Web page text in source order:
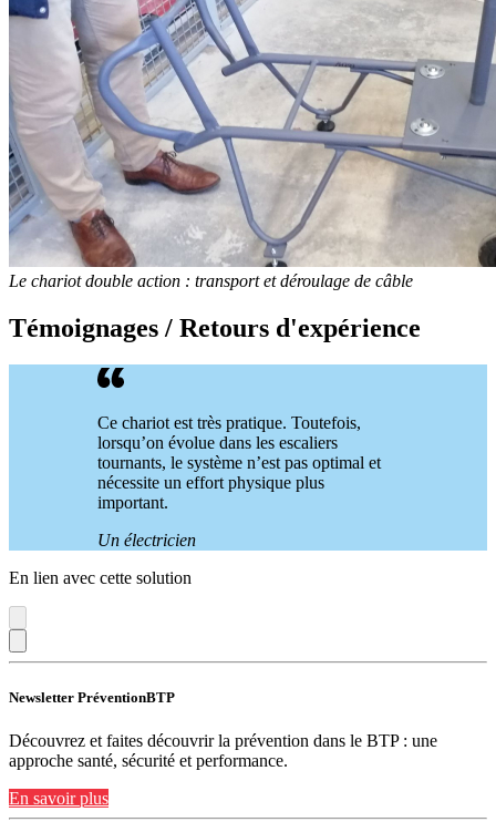
Le chariot double action : transport et déroulage de câble
Témoignages / Retours d'expérience
Ce chariot est très pratique. Toutefois,
lorsqu’on évolue dans les escaliers
tournants, le système n’est pas optimal et
nécessite un effort physique plus
important.
Un électricien
En lien avec cette solution
Newsletter PréventionBTP
Découvrez et faites découvrir la prévention dans le BTP : une
approche santé, sécurité et performance.
En savoir plus